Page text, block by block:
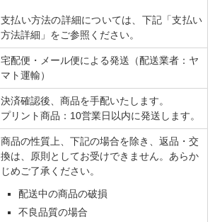
支払い方法の詳細については、下記「支払い
方法詳細」をご参照ください。
宅配便・メール便による発送（配送業者：ヤ
マト運輸）
決済確認後、商品を手配いたします。
プリント商品：10営業日以内に発送します。
商品の性質上、下記の場合を除き、返品・交
換は、原則としてお受けできません。あらか
じめご了承ください。
配送中の商品の破損
不良品質の場合